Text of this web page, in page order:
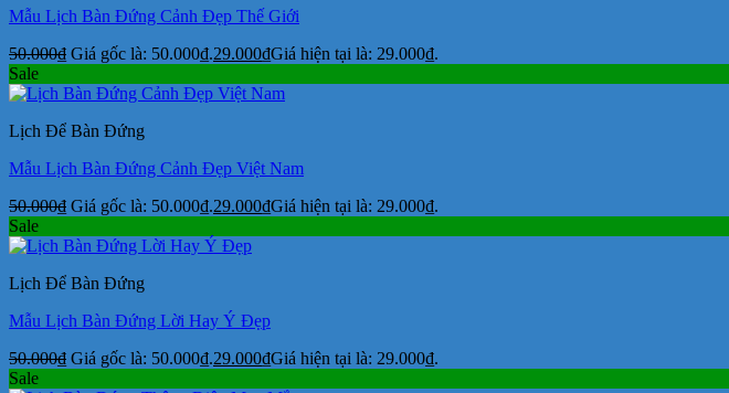
Mẫu Lịch Bàn Đứng Cảnh Đẹp Thế Giới
50.000₫ Giá gốc là: 50.000₫.29.000₫Giá hiện tại là: 29.000₫.
Sale
Lịch Để Bàn Đứng
Mẫu Lịch Bàn Đứng Cảnh Đẹp Việt Nam
50.000₫ Giá gốc là: 50.000₫.29.000₫Giá hiện tại là: 29.000₫.
Sale
Lịch Để Bàn Đứng
Mẫu Lịch Bàn Đứng Lời Hay Ý Đẹp
50.000₫ Giá gốc là: 50.000₫.29.000₫Giá hiện tại là: 29.000₫.
Sale